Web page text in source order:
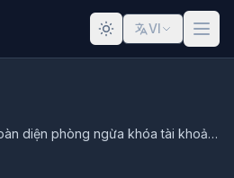
VI
Hướng dẫn toàn diện phòng ngừa khóa tài khoản: Chiến lược và công cụ